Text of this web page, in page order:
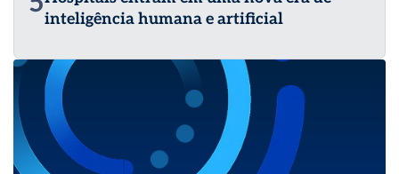
inteligência humana e artificial